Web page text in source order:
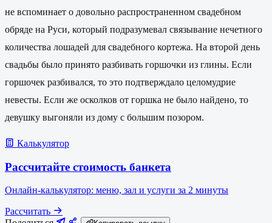
не вспоминает о довольно распространенном свадебном
обряде на Руси, который подразумевал связывание нечетного
количества лошадей для свадебного кортежа. На второй день
свадьбы было принято разбивать горшочки из глины. Если
горшочек разбивался, то это подтверждало целомудрие
невесты. Если же осколков от горшка не было найдено, то
девушку выгоняли из дому с большим позором.
Калькулятор
Рассчитайте стоимость банкета
Онлайн-калькулятор: меню, зал и услуги за 2 минуты
Рассчитать